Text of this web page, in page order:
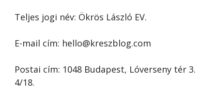
Teljes jogi név: Ökrös László EV.
E-mail cím: hello@kreszblog.com
Postai cím: 1048 Budapest, Lóverseny tér 3.
4/18.